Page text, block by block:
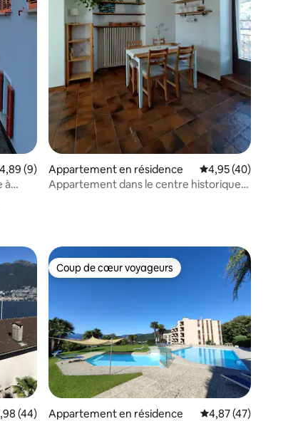
: 5 sur 5
moyenne sur la base de 9 commentaires : 4,89 sur 5
4,89 (9)
à
Appartement en résidence Évaluation moyenne
4,95 (40)
Appartement dans le centre historique
: 4,97 sur 5
moyenne sur la base de 44 commentaires : 4,98 sur 5
(44)
Coup de cœur voyageurs
Coup de cœur voyageurs
Appartement en résidence Évaluation moyenne
4,87 (47)